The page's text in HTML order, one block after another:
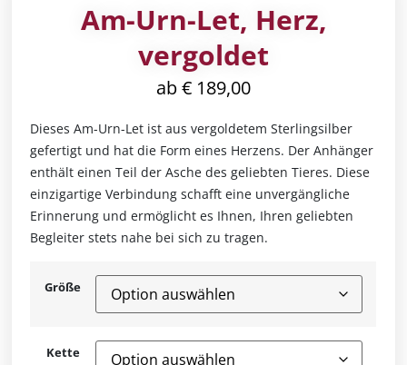
Am-Urn-Let, Herz,
vergoldet
ab€ 189,00
Dieses Am-Urn-Let ist aus vergoldetem Sterlingsilber
gefertigt und hat die Form eines Herzens. Der Anhänger
enthält einen Teil der Asche des geliebten Tieres. Diese
einzigartige Verbindung schafft eine unvergängliche
Erinnerung und ermöglicht es Ihnen, Ihren geliebten
Begleiter stets nahe bei sich zu tragen.
Größe
Kette